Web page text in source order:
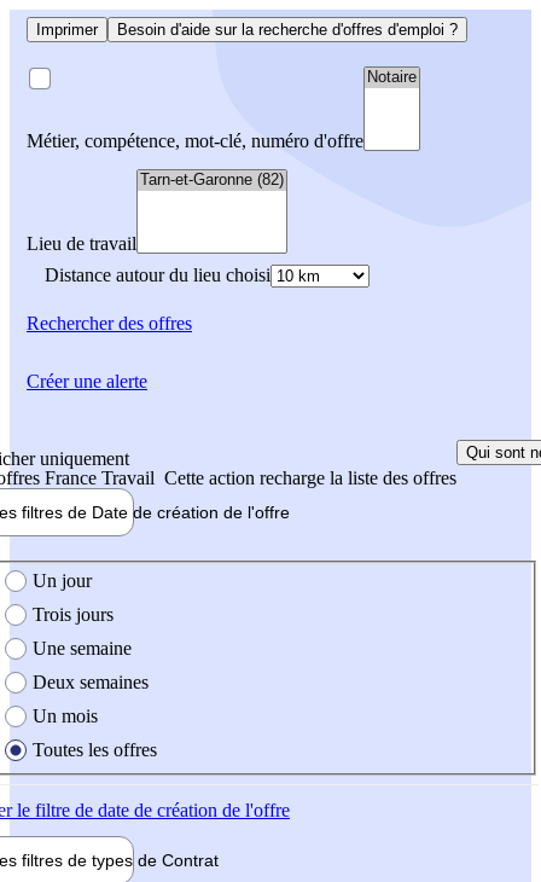
Imprimer Besoin d'aide sur la recherche d'offres d'emploi ?
Métier, compétence, mot-clé, numéro d'offre
Lieu de travail
Distance autour du lieu choisi
Rechercherdes offres
uniquement
France Travail Cette action recharge la liste des offres
Qui sont
filtres de Date de création de l'offre
création de l'offre
Un jour
Trois jours
Une semaine
Deux semaines
Un mois
Toutes les offres
le filtre de date de création de l'offre
filtres de types de Contrat
Créer une alerte